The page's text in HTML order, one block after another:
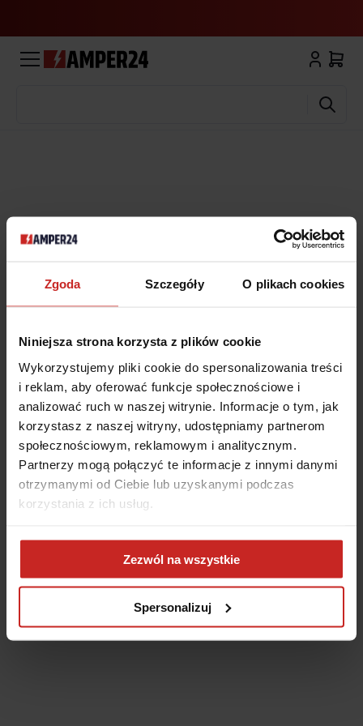
Zgoda Szczegóły O plikach cookies
Niniejsza strona korzysta z plików cookie
Wykorzystujemy pliki cookie do spersonalizowania treści
i reklam, aby oferować funkcje społecznościowe i
analizować ruch w naszej witrynie. Informacje o tym, jak
korzystasz z naszej witryny, udostępniamy partnerom
społecznościowym, reklamowym i analitycznym.
Partnerzy mogą połączyć te informacje z innymi danymi
otrzymanymi od Ciebie lub uzyskanymi podczas
korzystania z ich usług.
Zezwól na wszystkie
Spersonalizuj
browser console for more information)